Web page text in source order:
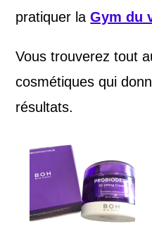
pratiquer laGym du
Vous trouverez tout
cosmétiques qui
résultats.